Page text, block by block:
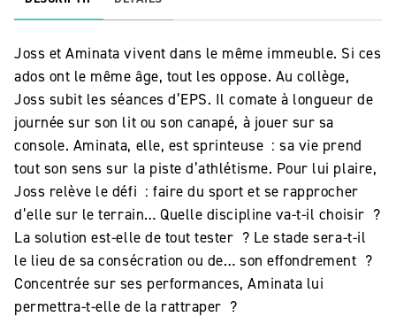
Joss et Aminata vivent dans le même immeuble. Si ces
ados ont le même âge, tout les oppose. Au collège,
Joss subit les séances d’EPS. Il comate à longueur de
journée sur son lit ou son canapé, à jouer sur sa
console. Aminata, elle, est sprinteuse : sa vie prend
tout son sens sur la piste d’athlétisme. Pour lui plaire,
Joss relève le défi : faire du sport et se rapprocher
d’elle sur le terrain… Quelle discipline va-t-il choisir ?
La solution est-elle de tout tester ? Le stade sera-t-il
le lieu de sa consécration ou de… son effondrement ?
Concentrée sur ses performances, Aminata lui
permettra-t-elle de la rattraper ?